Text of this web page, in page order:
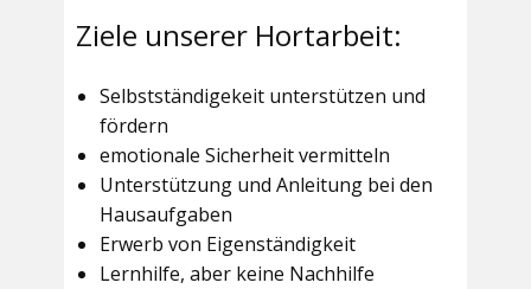
Ziele unserer Hortarbeit:
Selbstständigekeit unterstützen und
fördern
emotionale Sicherheit vermitteln
Unterstützung und Anleitung bei den
Hausaufgaben
Erwerb von Eigenständigkeit
Lernhilfe, aber keine Nachhilfe